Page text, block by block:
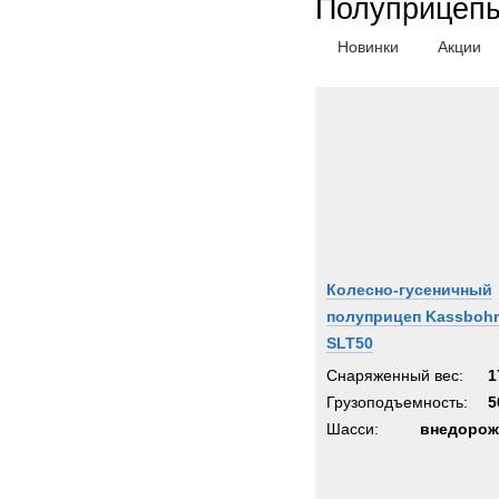
Новинки Акции
Колесно-гусеничный
полуприцеп
SLT50
Снаряженный вес:
Грузоподъемность:
Шасси: